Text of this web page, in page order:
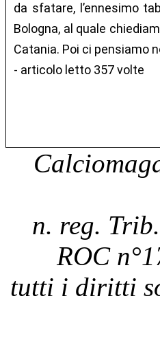
da sfatare, l’ennesimo
Bologna, al quale
Catania. Poi ci pensiamo
- articolo letto 357 volte
n. reg.
ROC
tutti i diritti